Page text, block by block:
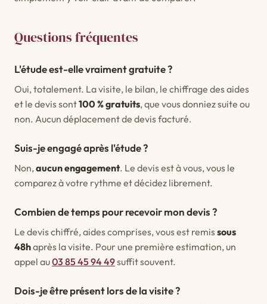
Questions fréquentes
L'étude est-elle vraiment gratuite ?
Oui, totalement. La visite, le bilan, le chiffrage des aides
et le devis sont100 % gratuits, que vous donniez suite ou
non. Aucun déplacement de devis facturé.
Suis-je engagé après l'étude ?
Non,aucun engagement. Le devis est à vous, vous le
comparez à votre rythme et décidez librement.
Combien de temps pour recevoir mon devis ?
Le devis chiffré, aides comprises, vous est remissous
48haprès la visite. Pour une première estimation, un
appel au03 85 45 94 49suffit souvent.
Dois-je être présent lors de la visite ?